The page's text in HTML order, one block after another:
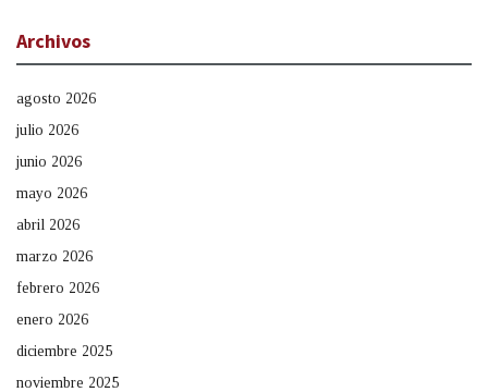
Archivos
agosto 2026
julio 2026
junio 2026
mayo 2026
abril 2026
marzo 2026
febrero 2026
enero 2026
diciembre 2025
noviembre 2025